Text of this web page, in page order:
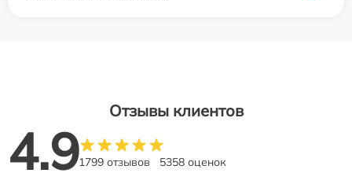
Отзывы клиентов
4.91799 отзывов 5358 оценок